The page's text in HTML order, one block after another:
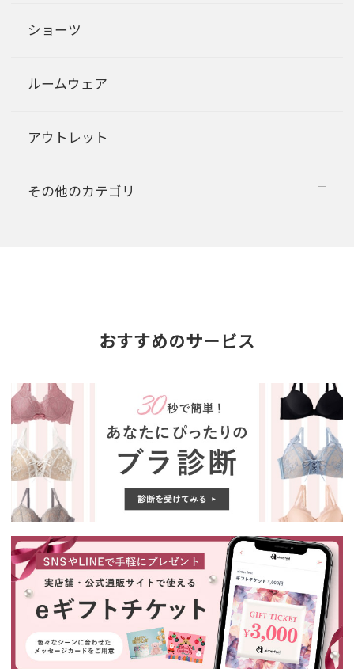
ショーツ
ルームウェア
アウトレット
その他のカテゴリ
おすすめのサービス